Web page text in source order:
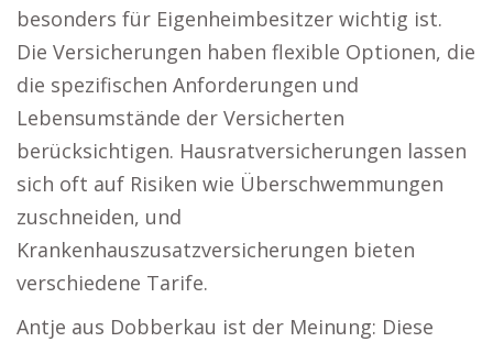
besonders für Eigenheimbesitzer wichtig ist.
Die Versicherungen haben flexible Optionen, die
die spezifischen Anforderungen und
Lebensumstände der Versicherten
berücksichtigen. Hausratversicherungen lassen
sich oft auf Risiken wie Überschwemmungen
zuschneiden, und
Krankenhauszusatzversicherungen bieten
verschiedene Tarife.
Antje aus Dobberkau ist der Meinung: Diese